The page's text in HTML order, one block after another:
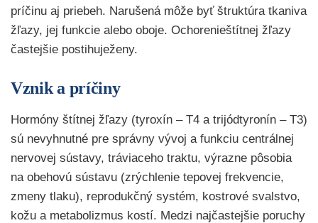
príčinu aj priebeh. Narušená môže byť štruktúra tkaniva
žľazy, jej funkcie alebo oboje. Ochorenieštítnej žľazy
častejšie postihuježeny.
Vznik a príčiny
Hormóny štítnej žľazy (tyroxín – T4 a trijódtyronín – T3)
sú nevyhnutné pre správny vývoj a funkciu centrálnej
nervovej sústavy, tráviaceho traktu, výrazne pôsobia
na obehovú sústavu (zrýchlenie tepovej frekvencie,
zmeny tlaku), reprodukčný systém, kostrové svalstvo,
kožu a metabolizmus kostí. Medzi najčastejšie poruchy